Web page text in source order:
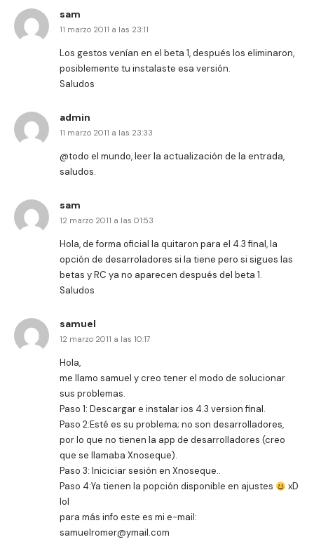
sam
11 marzo 2011 a las 23:11
Los gestos venían en el beta 1, después los eliminaron,
posiblemente tu instalaste esa versión.
Saludos
admin
11 marzo 2011 a las 23:33
@todo el mundo, leer la actualización de la entrada,
saludos.
sam
12 marzo 2011 a las 01:53
Hola, de forma oficial la quitaron para el 4.3 final, la
opción de desarroladores si la tiene pero si sigues las
betas y RC ya no aparecen después del beta 1.
Saludos
samuel
12 marzo 2011 a las 10:17
Hola,
me llamo samuel y creo tener el modo de solucionar
sus problemas.
Paso 1: Descargar e instalar ios 4.3 version final.
Paso 2:Esté es su problema; no son desarrolladores,
por lo que no tienen la app de desarrolladores (creo
que se llamaba Xnoseque).
Paso 3: Iniciciar sesión en Xnoseque..
Paso 4:Ya tienen la popción disponible en ajustes
xD
lol
para más info este es mi e-mail:
samuelromer@ymail.com